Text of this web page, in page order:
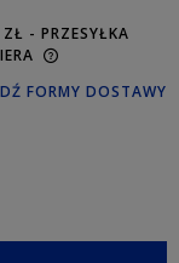
- PRZESYŁKA
FORMY DOSTAWY